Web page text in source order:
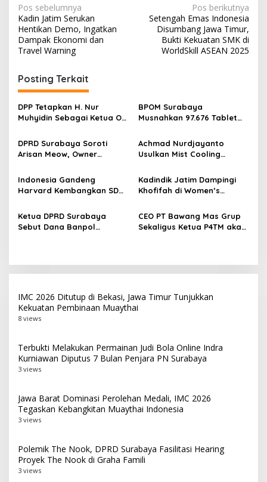
N
a
v
i
g
a
s
i
p
o
s
Pos sebelumnya
Kadin Jatim Serukan
Hentikan Demo, Ingatkan
Dampak Ekonomi dan
Travel Warning
Pos berikutnya
Setengah Emas Indonesia
Disumbang Jawa Timur,
Bukti Kekuatan SMK di
WorldSkill ASEAN 2025
Posting Terkait
DPP Tetapkan H. Nur
Muhyidin Sebagai Ketua OC
Timur
BPOM Surabaya
Musnahkan 97.676 Tablet
dari 10 Ribu Pelajar dari
Penyalahgunaan OOT
DPRD Surabaya Soroti
Arisan Meow, Owner
Member Secara Bertahap
Achmad Nurdjayanto
Usulkan Mist Cooling
Surabaya di Tengah Cuaca
Panas
Indonesia Gandeng
Harvard Kembangkan SDM
Dunia
Kadindik Jatim Dampingi
Khofifah di Women’s
Perkuat Kepemimpinan
Perempuan untuk Indonesia
Berdampak
Ketua DPRD Surabaya
Sebut Dana Banpol
CEO PT Bawang Mas Grup
Sekaligus Ketua P4TM akan
IMC 2026 Ditutup di Bekasi, Jawa Timur Tunjukkan
Kekuatan Pembinaan Muaythai
8 views
Terbukti Melakukan Permainan Judi Bola Online Indra
Kurniawan Diputus 7 Bulan Penjara PN Surabaya
3 views
Jawa Barat Dominasi Perolehan Medali, IMC 2026
Tegaskan Kebangkitan Muaythai Indonesia
3 views
Polemik The Nook, DPRD Surabaya Fasilitasi Hearing
Proyek The Nook di Graha Famili
3 views